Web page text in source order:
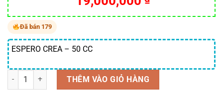
Đã bán 179
ESPERO CREA – 50 CC
Số lượng THÊM VÀO GIỎ HÀNG